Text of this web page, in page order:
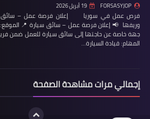
FORSASYJOP 19 أبريل 2026
فرص عمل في سوريا إعلان فرصة عمل – سائق
وريفها 📢 إعلان فرصة عمل – سائق سيارة 📍
جهة خاصة عن حاجتها إلى سائق سيارة للعمل ضمن
المهام: قيادة السيارة…
إجمالي مرات مشاهدة الصفحة